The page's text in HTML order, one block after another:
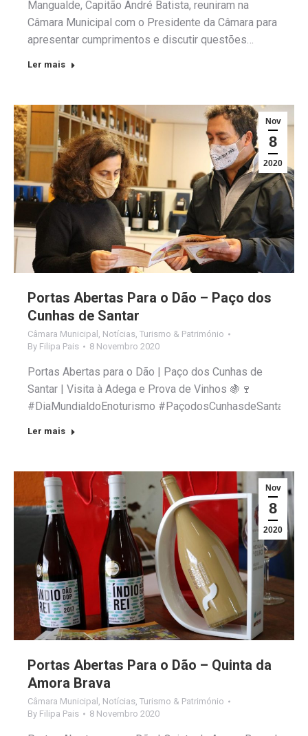
Mangualde, Capitão André Batista, reuniram na
Câmara Municipal com o Presidente da Câmara para
apresentar cumprimentos e discutir questões…
Ler mais
Nov
8
2020
Portas Abertas Para o Dão – Paço dos
Cunhas de Santar
Câmara Municipal , Notícias, Turismo & Património
By Filipa Pais 8 Novembro 2020
Portas Abertas para o Dão | Paço dos Cunhas de
Santar | Visita à Adega e Prova de Vinhos 🍇🍷
#DiaMundialdoEnoturismo #PaçodosCunhasdeSantar
Ler mais
Nov
8
2020
Portas Abertas Para o Dão – Quinta da
Amora Brava
Câmara Municipal Notícias Turismo & Património
By Filipa Pais 8 Novembro 2020